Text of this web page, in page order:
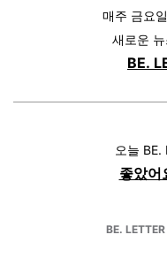
매주 금요
새로운
BE.
오늘 BE.
좋았어
BE. LETTER